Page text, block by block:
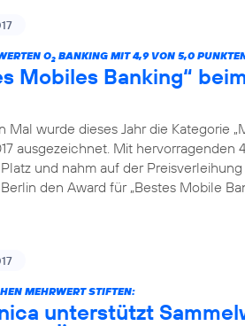
O2 BANKING MIT 4,9 VON 5,0
Mobiles Banking“
Mal wurde dieses Jahr die Kategorie
ausgezeichnet. Mit hervorragenden
Platz und nahm auf der
den Award für „Bestes Mobile
MEHRWERT STIFTEN:
unterstützt